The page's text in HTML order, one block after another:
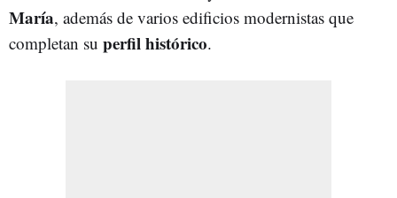
María, además de varios edificios modernistas que
completan su perfilhistórico.